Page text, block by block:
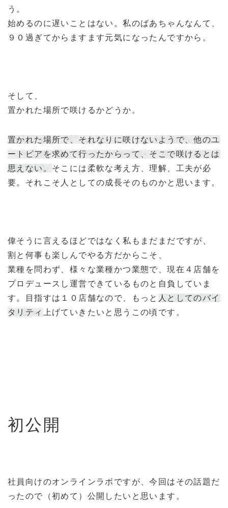
う。
始めるのに遅いことはない。私のばあちゃんなんて、
９０過ぎてからますます元気になったんですから。
そして、
置かれた場所で咲けるかどうか。
置かれた場所で、それなりに咲けないようで、他のユ
ートピアを求めて行ったからって、そこで咲けるとは
思えない。そこには柔軟な考え方、理解、工夫が必
要。それこそ人としての成長そのものかと思います。
偉そうに言えるほどではなく私もまだまだですが、
割と何事も楽しんでやる方だからこそ、
業種を問わず、様々な業種かつ業態で、現在４店舗を
プロデュースし運営できているものと自負していま
す。目指すは１０店舗なので、もっと 人としてのバイ
タリティ上げていきたいと思うこの頃です。
初公開
社員向けのオンラインラボですが、今回はその話題だ
ったので（初めて）公開したいと思います。